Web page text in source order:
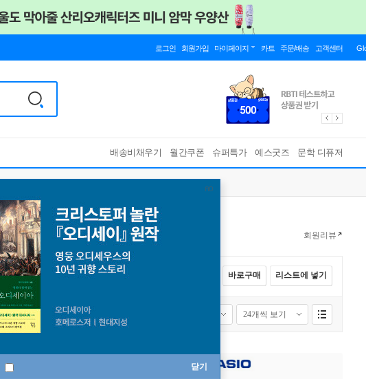
로그인 회원가입 마이페이지 카트 주문/배송 고객센터
배송비채우기 월간쿠폰 슈퍼특가 예스굿즈 문학 디퓨저
닫기
회원리뷰
전체선택 바로구매 리스트에 넣기
쿠폰상품 보기